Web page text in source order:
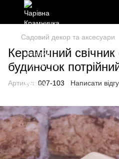
Садовий декор та аксесуари
Керамічний свічник
будиночок
Артикул: 007-103 Написати